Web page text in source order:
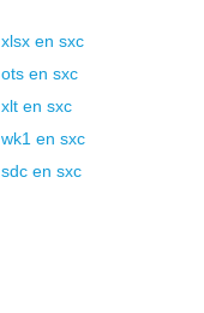
xlsx en sxc
ots en sxc
xlt en sxc
wk1 en sxc
sdc en sxc